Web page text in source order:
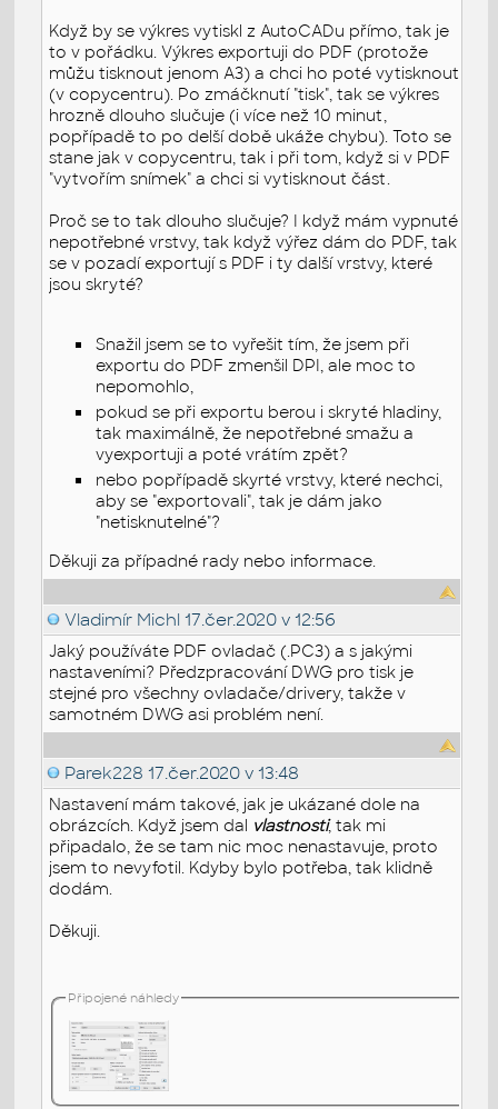
Když by se výkres vytiskl z AutoCADu přímo, tak je
to v pořádku. Výkres exportuji do PDF (protože
můžu tisknout jenom A3) a chci ho poté vytisknout
(v copycentru). Po zmáčknutí "tisk", tak se výkres
hrozně dlouho slučuje (i více než 10 minut,
popřípadě to po delší době ukáže chybu). Toto se
stane jak v copycentru, tak i při tom, když si v PDF
"vytvořím snímek" a chci si vytisknout část.
Proč se to tak dlouho slučuje? I když mám vypnuté
nepotřebné vrstvy, tak když výřez dám do PDF, tak
se v pozadí exportují s PDF i ty další vrstvy, které
jsou skryté?
Snažil jsem se to vyřešit tím, že jsem při
exportu do PDF zmenšil DPI, ale moc to
nepomohlo,
pokud se při exportu berou i skryté hladiny,
tak maximálně, že nepotřebné smažu a
vyexportuji a poté vrátím zpět?
nebo popřípadě skyrté vrstvy, které nechci,
aby se "exportovali", tak je dám jako
"netisknutelné"?
Děkuji za případné rady nebo informace.
Vladimír Michl 17.čer.2020 v 12:56
Jaký používáte PDF ovladač (.PC3) a s jakými
nastaveními? Předzpracování DWG pro tisk je
stejné pro všechny ovladače/drivery, takže v
samotném DWG asi problém není.
Parek228 17.čer.2020 v 13:48
Nastavení mám takové, jak je ukázané dole na
obrázcích. Když jsem dal vlastnosti, tak mi
připadalo, že se tam nic moc nenastavuje, proto
jsem to nevyfotil. Kdyby bylo potřeba, tak klidně
dodám.
Děkuji.
Připojené náhledy